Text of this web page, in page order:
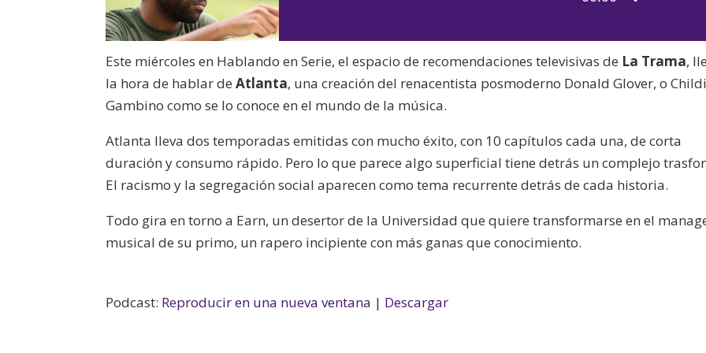
audio
teclas
de
flecha
aumentar
o
disminuir
el
Este miércoles en Hablando en Serie, el espacio de recomendaciones televisivas de La Trama,
la hora de hablar deAtlanta, una creación del renacentista posmoderno Donald Glover, o
Gambino como se lo conoce en el mundo de la música.
Atlanta lleva dos temporadas emitidas con mucho éxito, con 10 capítulos cada una, de corta
duración y consumo rápido. Pero lo que parece algo superficial tiene detrás un complejo
El racismo y la segregación social aparecen como tema recurrente detrás de cada historia.
Todo gira en torno a Earn, un desertor de la Universidad que quiere transformarse en el
musical de su primo, un rapero incipiente con más ganas que conocimiento.
Podcast: Reproducir en una nueva ventana | Descargar